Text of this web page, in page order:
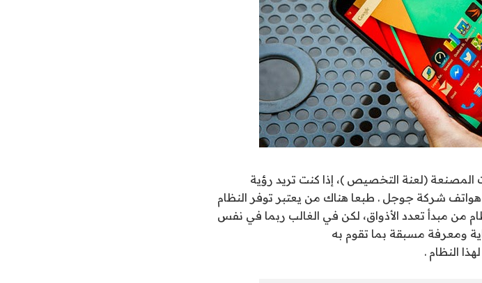
المصنعة (لعنة التخصيص )، إذا كنت تريد رؤية
هواتف شركة جوجل . طبعا هناك من يعتبر توفر النظام
من مبدأ تعدد الأذواق، لكن في الغالب ربما في نفس
ومعرفة مسبقة بما تقوم به
النظام .